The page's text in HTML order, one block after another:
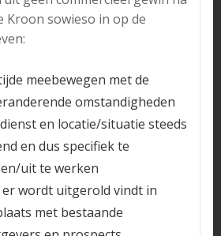
Kroon sowieso in op de
meebewegen met de
omstandigheden
en locatie/situatie steeds
en dus specifiek te
uit te werken
er wordt uitgerold vindt in
met bestaande